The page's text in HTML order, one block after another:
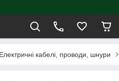
Електричні кабелі, проводи, шнури